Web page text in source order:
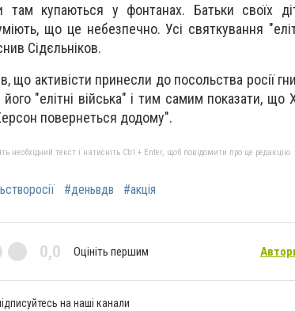
там купаються у фонтанах. Батьки своїх
що це небезпечно. Усі святкування
Сідєльніков.
що активісти принесли до посольства росії
"елітні війська" і тим самим показати, що
повернеться додому".
необхідний текст і натисніть Ctrl + Enter, щоб повідомити про це редакцію
#деньвдв #акція
0,0 Оцініть першим
на наші канали